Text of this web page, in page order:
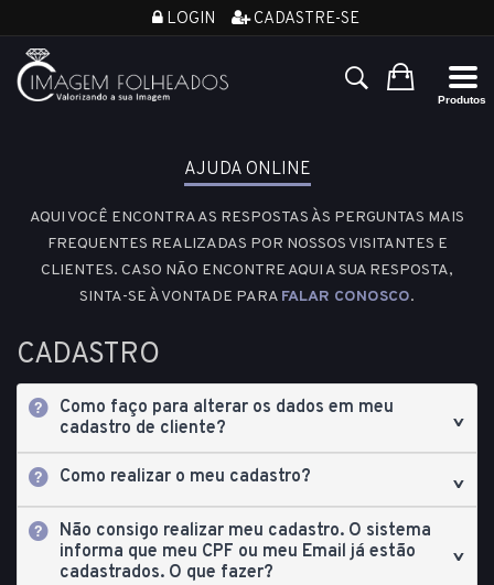
LOGIN CADASTRE-SE
AJUDA ONLINE
AQUI VOCÊ ENCONTRA AS RESPOSTAS ÀS PERGUNTAS MAIS
FREQUENTES REALIZADAS POR NOSSOS VISITANTES E
CLIENTES. CASO NÃO ENCONTRE AQUI A SUA RESPOSTA,
SINTA-SE À VONTADE PARA FALAR CONOSCO.
CADASTRO
Como faço para alterar os dados em meu
cadastro de cliente?
Como realizar o meu cadastro?
Não consigo realizar meu cadastro. O sistema
informa que meu CPF ou meu Email já estão
cadastrados. O que fazer?